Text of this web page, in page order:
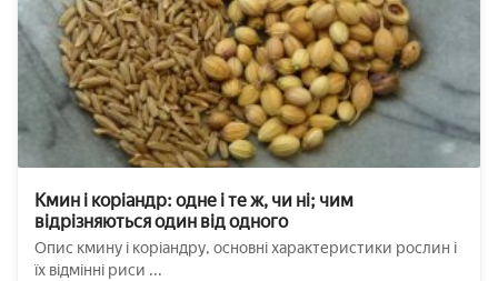
Кмин і коріандр: одне і те ж, чи ні; чим
відрізняються один від одного
Опис кмину і коріандру, основні характеристики рослин і
їх відмінні риси ...